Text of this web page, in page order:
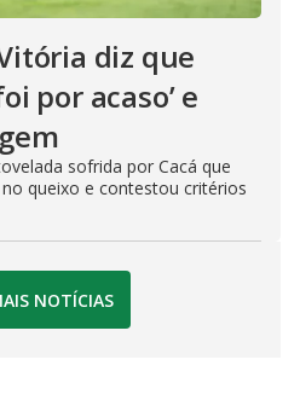
diz que
por acaso’ e
sofrida por Cacá que
queixo e contestou critérios
NOTÍCIAS